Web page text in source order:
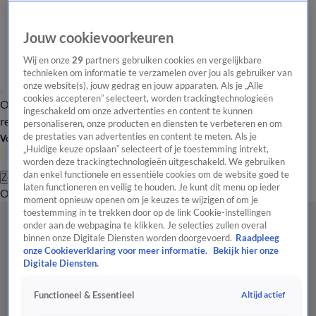
Overzicht Laatste nieuws Regionieuws Het beste van Hart
Tip de
redactie
Volg Hart van Nederland
Zoeken
OverzichtRegioUitzendingenWeerTip de redactiePanelVideo's
Jouw cookievoorkeuren
Wij en onze29 partners gebruiken cookies en vergelijkbare
technieken om informatie te verzamelen over jou als gebruiker van
onze website(s), jouw gedrag en jouw apparaten. Als je „Alle
cookies accepteren” selecteert, worden trackingtechnologieën
ingeschakeld om onze advertenties en content te kunnen
personaliseren, onze producten en diensten te verbeteren en om
de prestaties van advertenties en content te meten. Als je
„Huidige keuze opslaan” selecteert of je toestemming intrekt,
worden deze trackingtechnologieën uitgeschakeld. We gebruiken
dan enkel functionele en essentiële cookies om de website goed te
laten functioneren en veilig te houden. Je kunt dit menu op ieder
moment opnieuw openen om je keuzes te wijzigen of om je
toestemming in te trekken door op de link Cookie-instellingen
onder aan de webpagina te klikken. Je selecties zullen overal
binnen onze Digitale Diensten worden doorgevoerd. Raadpleeg
onze Cookieverklaring voor meer informatie.
Bekijk hier onze
Digitale Diensten.
Functioneel & Essentieel Altijd actief